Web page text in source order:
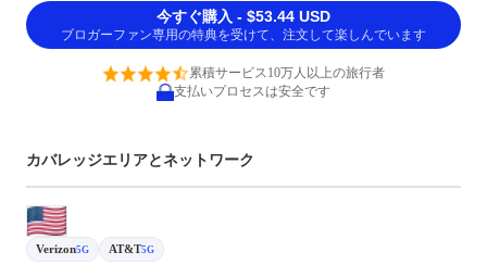
今すぐ購入 - $53.44 USD
ブロガーファン専用の特典を受けて、注文して楽しんでいます
累積サービス10万人以上の旅行者
支払いプロセスは安全です
カバレッジエリアとネットワーク
Verizon5G AT&T5G